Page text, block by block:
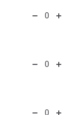
0
0
0